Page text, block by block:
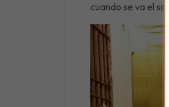
cuando se va el